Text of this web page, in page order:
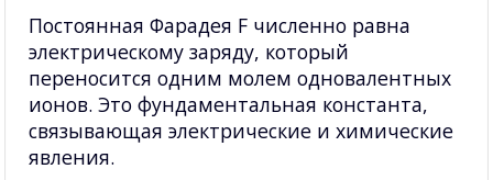
Постоянная Фарадея F численно равна
электрическому заряду, который
переносится одним молем одновалентных
ионов. Это фундаментальная константа,
связывающая электрические и химические
явления.